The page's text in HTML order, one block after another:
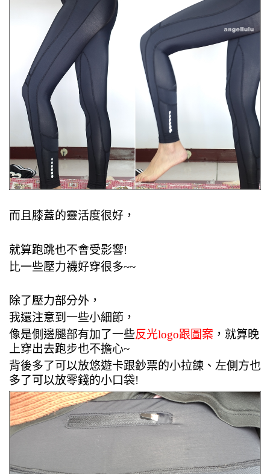
而且膝蓋的靈活度很好，
就算跑跳也不會受影響!
比一些壓力襪好穿很多~~
除了壓力部分外，
我還注意到一些小細節，
像是側邊腿部有加了一些反光logo跟圖案 ，就算晚
上穿出去跑步也不擔心~
背後多了可以放悠遊卡跟鈔票的小拉鍊、左側方也
多了可以放零錢的小口袋!